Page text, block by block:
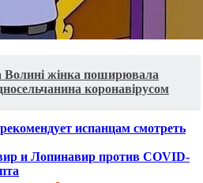
Волині жінка поширювала
коронавірусом
испанцам смотреть
и Лопинавир против COVID-